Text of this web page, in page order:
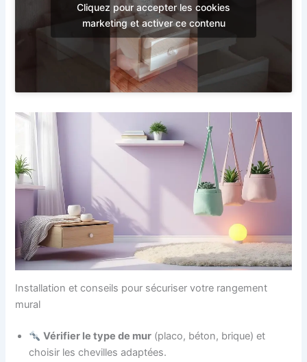
Cliquez pour accepter les cookies
marketing et activer ce contenu
Installation et conseils pour sécuriser votre rangement
mural
Vérifier le type de mur (placo, béton, brique) et
choisir les chevilles adaptées.